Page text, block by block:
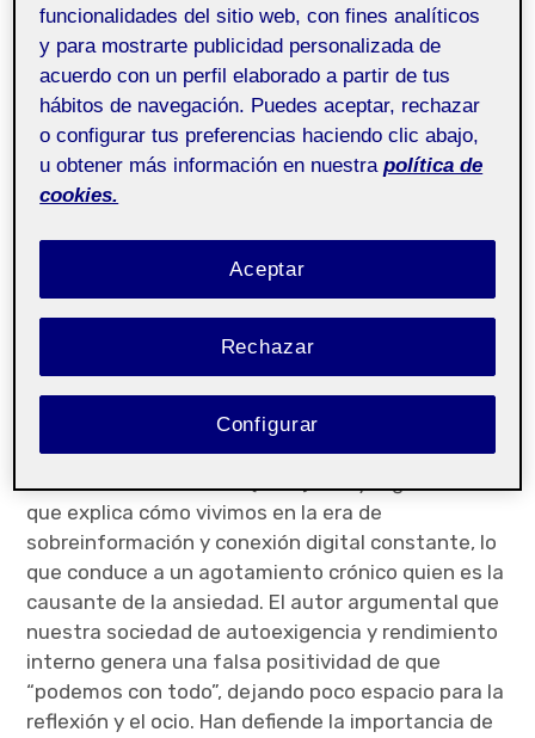
persona” y puede ser una herramienta clave para
abordar estas cuestiones (Díez del Corral, 2022,
cap. 9).
Esta propuesta se fundamenta en el desarrollo de
la inteligencia intrapersonal, una de las siete
inteligencias múltiples definidas por Howard
diferente tipos de inteligencia, la intrapersonal
permite una mejor gestión de las emociones y la
pretende gestionar la ansiedad mediante medios
no verbales, permitiendo una comunicación
profunda con este sentimiento.
La idea de este proyecto nace del libroLa
sociedad del cansancio(2017) de Byung-Chul Han,
que explica cómo vivimos en la era de
sobreinformación y conexión digital constante, lo
que conduce a un agotamiento crónico quien es la
causante de la ansiedad. El autor argumental que
nuestra sociedad de autoexigencia y rendimiento
interno genera una falsa positividad de que
“podemos con todo”, dejando poco espacio para la
reflexión y el ocio. Han defiende la importancia de
funcionalidades del sitio web, con fines analíticos
y para mostrarte publicidad personalizada de
acuerdo con un perfil elaborado a partir de tus
hábitos de navegación. Puedes aceptar, rechazar
o configurar tus preferencias haciendo clic abajo,
u obtener más información en nuestra política de
cookies.
Rechazar
Aceptar
Configurar